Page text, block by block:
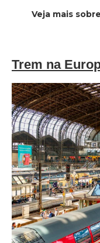
Veja mais sobre
Trem na